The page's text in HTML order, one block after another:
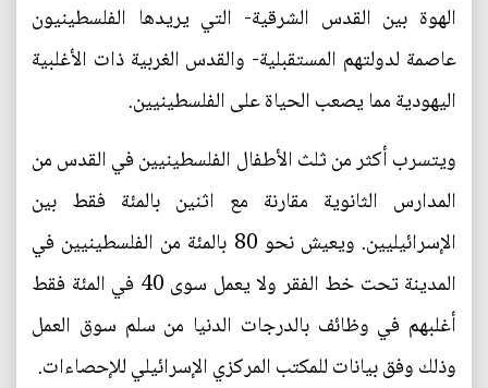
الهوة بين القدس الشرقية- التي يريدها الفلسطينيون
عاصمة لدولتهم المستقبلية- والقدس الغربية ذات الأغلبية
اليهودية مما يصعب الحياة على الفلسطينيين.
ويتسرب أكثر من ثلث الأطفال الفلسطينيين في القدس من
المدارس الثانوية مقارنة مع اثنين بالمئة فقط بين
الإسرائيليين. ويعيش نحو 80 بالمئة من الفلسطينيين في
المدينة تحت خط الفقر ولا يعمل سوى 40 في المئة فقط
أغلبهم في وظائف بالدرجات الدنيا من سلم سوق العمل
وذلك وفق بيانات للمكتب المركزي الإسرائيلي للإحصاءات.